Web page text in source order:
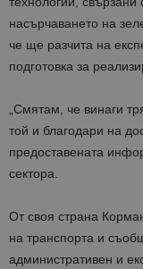
насърчаването на
че ще разчита на
подготовка за
„Смятам, че винаги
той и благодари на
предоставената
сектора.
От своя страна
на транспорта и
административен и